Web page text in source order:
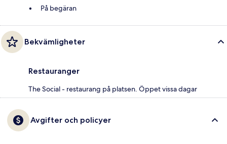
På begäran
Bekvämligheter
Restauranger
The Social - restaurang på platsen. Öppet vissa dagar
Avgifter och policyer